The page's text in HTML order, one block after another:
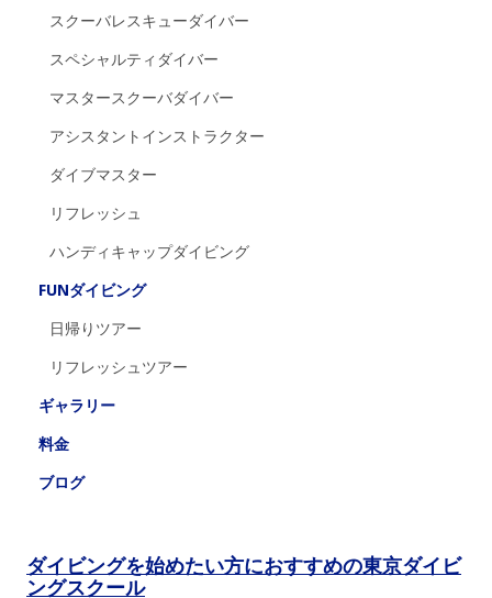
スクーバレスキューダイバー
スペシャルティダイバー
マスタースクーバダイバー
アシスタントインストラクター
ダイブマスター
リフレッシュ
ハンディキャップダイビング
FUNダイビング
日帰りツアー
リフレッシュツアー
ギャラリー
料金
ブログ
ダイビングを始めたい方におすすめの東京ダイビ
ングスクール